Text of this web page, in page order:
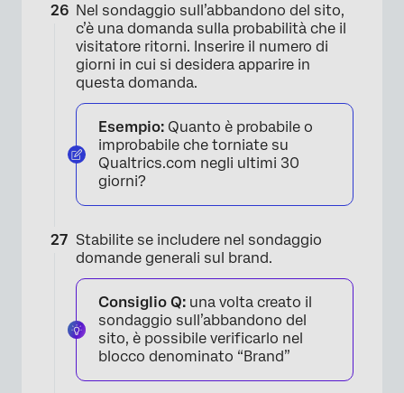
×
Nel sondaggio sull’abbandono del sito,
c’è una domanda sulla probabilità che il
visitatore ritorni. Inserire il numero di
giorni in cui si desidera apparire in
questa domanda.
Esempio: Quanto è probabile o
improbabile che torniate su
Qualtrics.com negli ultimi 30
giorni?
Stabilite se includere nel sondaggio
domande generali sul brand.
Consiglio Q: una volta creato il
sondaggio sull’abbandono del
sito, è possibile verificarlo nel
blocco denominato “Brand”